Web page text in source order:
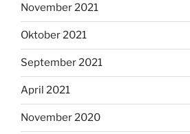
November 2021
Oktober 2021
September 2021
April 2021
November 2020